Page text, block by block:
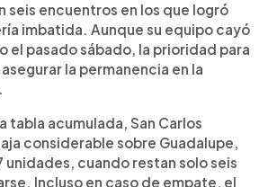
seis encuentros en los que logró
imbatida. Aunque su equipo cayó
el pasado sábado, la prioridad para
la permanencia en la
tabla acumulada, San Carlos
considerable sobre Guadalupe,
unidades, cuando restan solo seis
Incluso en caso de empate, el